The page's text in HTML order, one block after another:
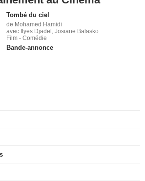
Tombé du ciel
de Mohamed Hamidi
avec Ilyes Djadel, Josiane Balasko
Film - Comédie
Bande-annonce